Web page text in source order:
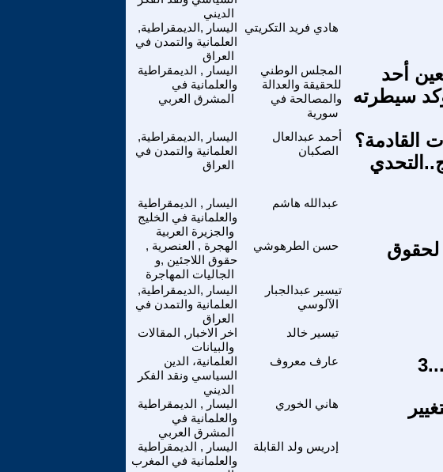
الديني
اليسار ,الديمقراطية,
العلمانية والتمدن في
العراق
هادي فريد التكريتي
اليسار , الديمقراطية
والعلمانية في
المشرق العربي
المجلس الوطني
للحقيقة والعدالة
والمصالحة في
سورية
أحد
سيطرته
اليسار ,الديمقراطية,
العلمانية والتمدن في
العراق
أحمد عبدالعال
الصكبان
القادمة؟
اليسار , الديمقراطية
والعلمانية في الخليج
والجزيرة العربية
عبدالله هاشم
الهجرة , العنصرية ,
حقوق اللاجئين ,و
الجاليات المهاجرة
حسن الطرهوشي
لحقوق
اليسار ,الديمقراطية,
العلمانية والتمدن في
العراق
تيسير عبدالجبار
الآلوسي
اخر الاخبار, المقالات
والبيانات
تيسير خالد
العلمانية، الدين
السياسي ونقد الفكر
الديني
عارف معروف
اليسار , الديمقراطية
والعلمانية في
المشرق العربي
هاني الخوري
اليسار , الديمقراطية
والعلمانية في المغرب
إدريس ولد القابلة